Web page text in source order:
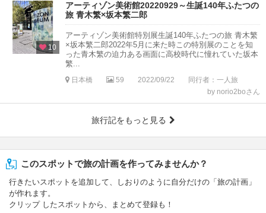
10
アーティゾン美術館20220929～生誕140年ふたつの
旅 青木繁×坂本繁二郎
アーティゾン美術館特別展生誕140年ふたつの旅 青木繁
×坂本繁二郎2022年5月に来た時この特別展のことを知
った青木繁の迫力ある画面に高校時代に憧れていた坂本
繁...
日本橋 59 2022/09/22
同行者：一人旅
by norio2boさん
旅行記をもっと見る
このスポットで旅の計画を作ってみませんか？
行きたいスポットを追加して、しおりのように自分だけの「旅の計画」
が作れます。
クリップ したスポットから、まとめて登録も！